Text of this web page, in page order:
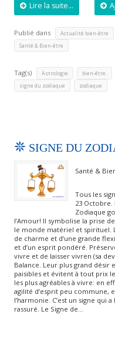
Lire la suite...
Publié dans Actualité bien-être
Santé & Bien-être
Tag(s) Astrologie bien-être.
signe du zodiaque zodiaque
SIGNE DU
Santé &
Tous les
23 Octobre.
Zodiaque
l’Amour! Il symbolise la prise
le monde matériel et spirituel.
de charme et d’une grande
et d’un esprit pondéré.
vivre et de laisser vivren (sa
Balance. Leur plus grand désir
paisibles et évitent à tout prix
les plus agréables à vivre: en
agilité d’esprit peu commune,
l’harmonie. C’est un signe qui
rassuré. Le Signe de…